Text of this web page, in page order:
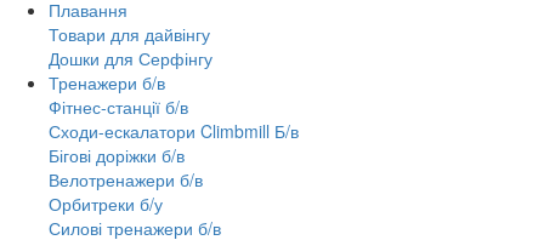
Плавання
Товари для дайвінгу
Дошки для Серфінгу
Тренажери б/в
Фітнес-станції б/в
Сходи-ескалатори Climbmill Б/в
Бігові доріжки б/в
Велотренажери б/в
Орбитреки б/у
Силові тренажери б/в